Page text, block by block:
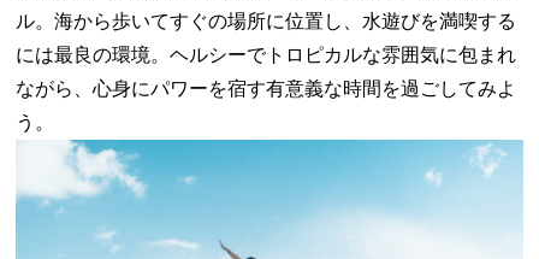
ル。海から歩いてすぐの場所に位置し、水遊びを満喫する
には最良の環境。ヘルシーでトロピカルな雰囲気に包まれ
ながら、心身にパワーを宿す有意義な時間を過ごしてみよ
う。